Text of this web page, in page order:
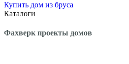
Купить дом из бруса
Каталоги
Фахверк проекты домов